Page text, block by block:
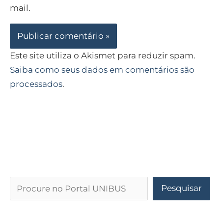
mail.
Este site utiliza o Akismet para reduzir spam.
Saiba como seus dados em comentários são
processados.
Pesquisar